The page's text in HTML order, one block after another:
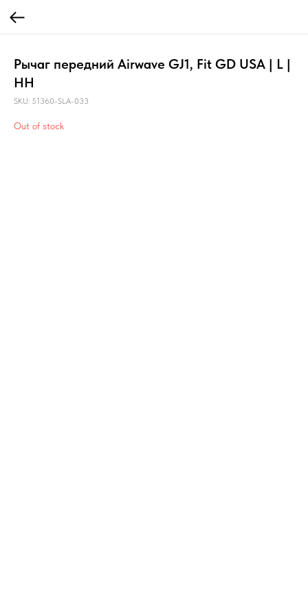
Рычаг передний Airwave GJ1, Fit GD USA | L |
HH
SKU: 51360-SLA-033
Out of stock